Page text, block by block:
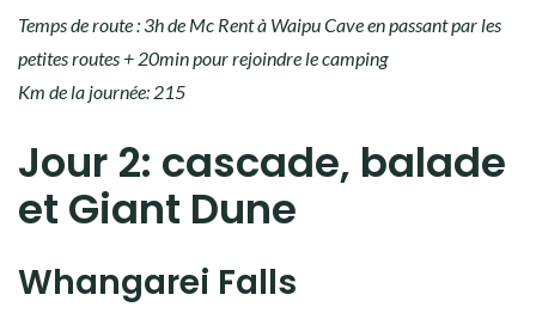
au dodo, on a encore le décalage horaire dans les yeux!
La nuit se passe plutôt pas mal, même si la route principale
n’est pas très loin (il y a donc un bruit de fond). Le plus gênant,
chaud + le vent = coup de froid!). Résultat, sommeil agité…
Temps de route : 3h de Mc Rent à Waipu Cave en passant par les
Km de la journée: 215